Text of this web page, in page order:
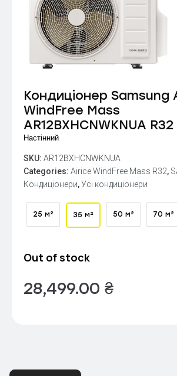
Кондиціонер Samsung
WindFree Mass
AR12BXHCNWKNUA R32
Настінний
SKU: AR12BXHCNWKNUA
Categories: Airice WindFree Mass R32,
Кондиціонери,Усі кондиціонери
25 м² 35 м² 50 м² 70 м²
Out of stock
28,499.00 ₴